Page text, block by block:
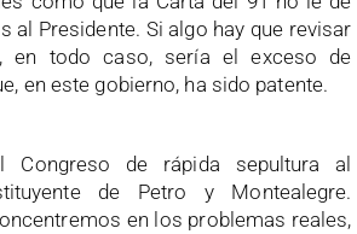
al Presidente. Si algo hay que revisar
en todo caso, sería el exceso de
en este gobierno, ha sido patente.
Congreso de rápida sepultura al
de Petro y Montealegre.
en los problemas reales,